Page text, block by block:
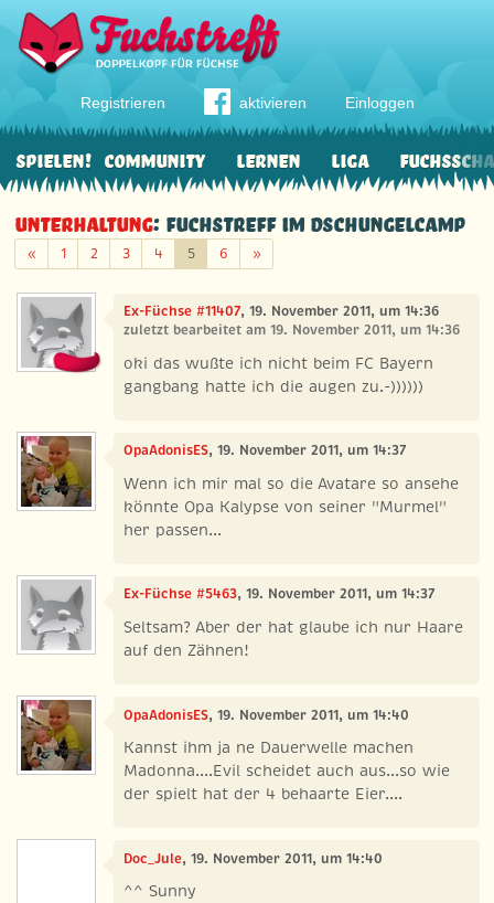
Registrieren aktivieren Einloggen
Community Lernen Liga
Spielen!
Unterhaltung: Fuchstreff im Dschungelcamp
«Zurück
1 2 3 4 5 6 »Weiter
Ex-Füchse #11407, 19. November 2011, um 14:36
zuletzt bearbeitet am 19. November 2011, um 14:36
oki das wußte ich nicht beim FC Bayern
gangbang hatte ich die augen zu.-))))))
OpaAdonisES, 19. November 2011, um 14:37
Wenn ich mir mal so die Avatare so ansehe
könnte Opa Kalypse von seiner "Murmel"
her passen...
Ex-Füchse #5463, 19. November 2011, um 14:37
Seltsam? Aber der hat glaube ich nur Haare
auf den Zähnen!
OpaAdonisES, 19. November 2011, um 14:40
Kannst ihm ja ne Dauerwelle machen
Madonna....Evil scheidet auch aus...so wie
der spielt hat der 4 behaarte Eier....
Doc_Jule, 19. November 2011, um 14:40
^^ Sunny